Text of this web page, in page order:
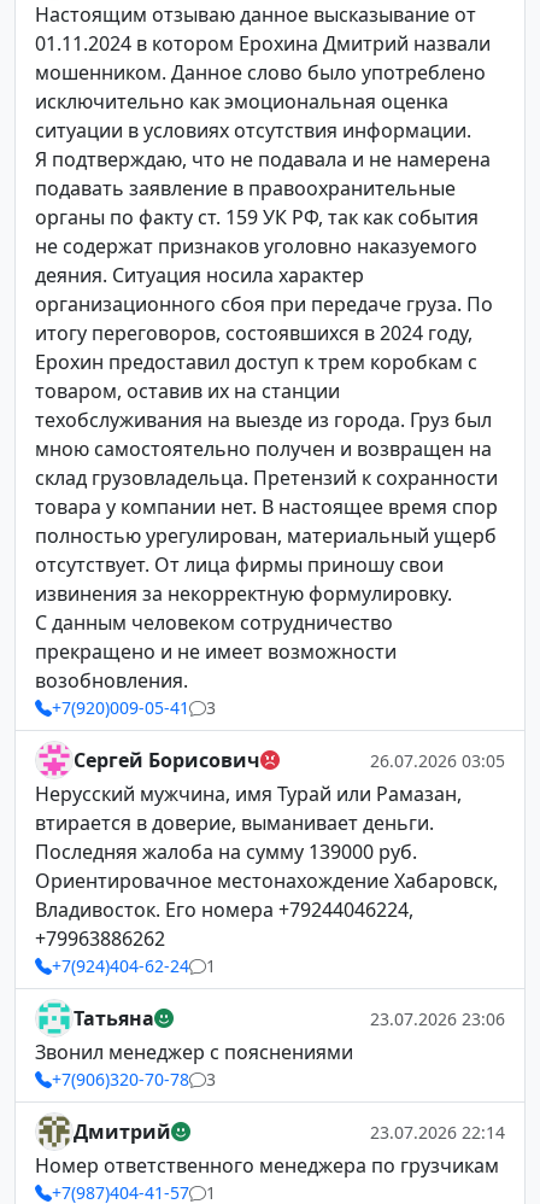
Настоящим отзываю данное высказывание от
01.11.2024 в котором Ерохина Дмитрий назвали
мошенником. Данное слово было употреблено
исключительно как эмоциональная оценка
ситуации в условиях отсутствия информации.
Я подтверждаю, что не подавала и не намерена
подавать заявление в правоохранительные
органы по факту ст. 159 УК РФ, так как события
не содержат признаков уголовно наказуемого
деяния. Ситуация носила характер
организационного сбоя при передаче груза. По
итогу переговоров, состоявшихся в 2024 году,
Ерохин предоставил доступ к трем коробкам с
товаром, оставив их на станции
техобслуживания на выезде из города. Груз был
мною самостоятельно получен и возвращен на
склад грузовладельца. Претензий к сохранности
товара у компании нет. В настоящее время спор
полностью урегулирован, материальный ущерб
отсутствует. От лица фирмы приношу свои
извинения за некорректную формулировку.
С данным человеком сотрудничество
прекращено и не имеет возможности
возобновления.
+7(920)009-05-41 3
Сергей Борисович 26.07.2026 03:05
Нерусский мужчина, имя Турай или Рамазан,
втирается в доверие, выманивает деньги.
Последняя жалоба на сумму 139000 руб.
Ориентировачное местонахождение Хабаровск,
Владивосток. Его номера +79244046224,
+79963886262
+7(924)404-62-24 1
Татьяна 23.07.2026 23:06
Звонил менеджер с пояснениями
+7(906)320-70-78 3
Дмитрий 23.07.2026 22:14
Номер ответственного менеджера по грузчикам
+7(987)404-41-57 1